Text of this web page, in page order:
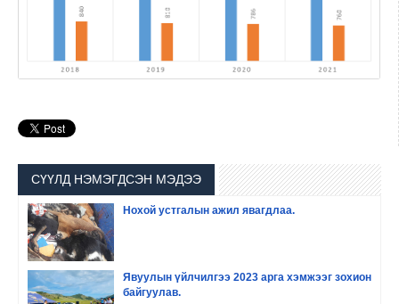
СҮҮЛД НЭМЭГДСЭН МЭДЭЭ
Нохой устгалын ажил явагдлаа.
Явуулын үйлчилгээ 2023 арга хэмжээг зохион
байгуулав.